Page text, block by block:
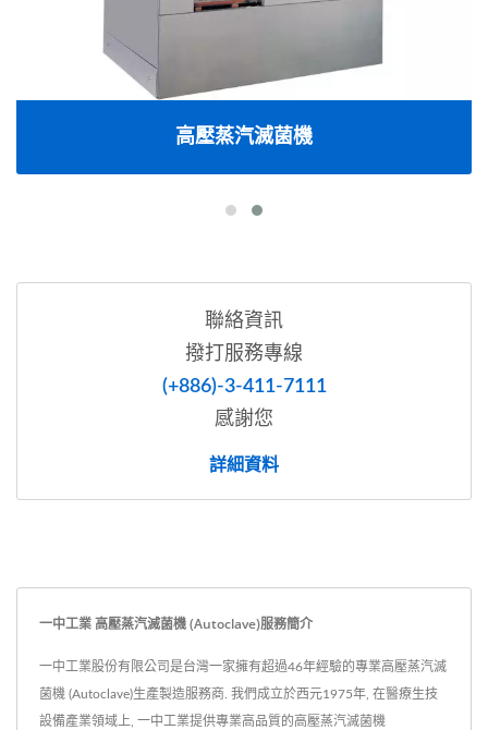
高壓蒸汽滅菌機
聯絡資訊
撥打服務專線
(+886)-3-411-7111
感謝您
詳細資料
一中工業 高壓蒸汽滅菌機 (Autoclave)服務簡介
一中工業股份有限公司是台灣一家擁有超過46年經驗的專業高壓蒸汽滅
菌機 (Autoclave)生產製造服務商. 我們成立於西元1975年, 在醫療生技
設備產業領域上, 一中工業提供專業高品質的高壓蒸汽滅菌機